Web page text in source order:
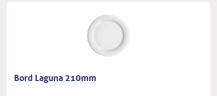
Bord Laguna 210mm